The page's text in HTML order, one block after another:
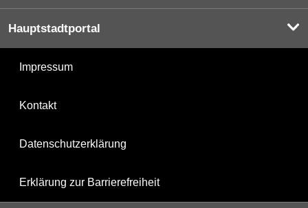
Hauptstadtportal
Impressum
Kontakt
Datenschutzerklärung
Erklärung zur Barrierefreiheit